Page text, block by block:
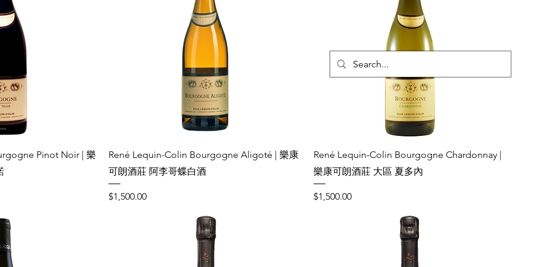
Pinot Noir | 樂
René Lequin-Colin Bourgogne Aligoté | 樂康
可朗酒莊 阿李哥蝶白酒
Price
$1,500.00
René Lequin-Colin Bourgogne Chardonnay |
樂康可朗酒莊 大區 夏多內
Price
$1,500.00